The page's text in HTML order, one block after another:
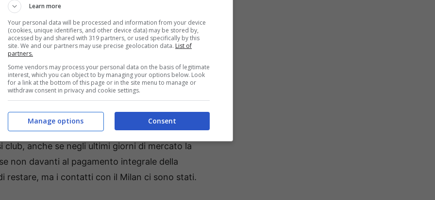
calciomercato per il
la possibilità di comprare anche un nuovo
al Bournemouth. I giocatori finiti sul
nell’orbita calcistica di Barcellona.
con unaclausola rescissoria da 14 milioni
club, anche se negli ultimi giorni di mercato la
non davanti al pagamento integrale della
restare, ma i contatti con il Milan ci sono stati.
Learn more
Your personal data will be processed and information from your device
(cookies, unique identifiers, and other device data) may be stored by,
accessed by and shared with 319 partners, or used specifically by this
site. We and our partners may use precise geolocation data. List of
partners.
Some vendors may process your personal data on the basis of legitimate
interest, which you can object to by managing your options below. Look
for a link at the bottom of this page or in the site menu to manage or
withdraw consent in privacy and cookie settings.
Consent
Manage options